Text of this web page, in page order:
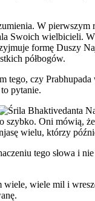
W
Swoich wielbicieli.
formę Duszy
półbogów.
czy Prabhupada
pytanie.
szybko. Oni mówią,
wielu, którzy
tego słowa i
wiele mil i